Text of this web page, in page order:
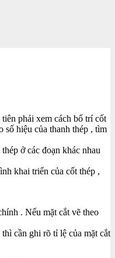
phải xem cách bố trí cốt
số hiệu của thanh thép , tìm
ở các đoạn khác nhau
khai triển của cốt thép ,
. Nếu mặt cắt vẽ theo
cần ghi rõ tỉ lệ của mặt cắt